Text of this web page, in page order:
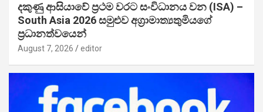
දකුණු ආසියාවේ ප්‍රථම වරට සංවිධානය වන (ISA) –
South Asia 2026 සමුළුව අග්‍රාමාත්‍යතුමියගේ
ප්‍රධානත්වයෙන්
August 7, 2026 editor